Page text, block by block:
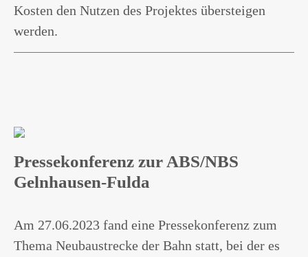
Kosten den Nutzen des Projektes übersteigen
werden.
Pressekonferenz zur ABS/NBS
Gelnhausen-Fulda
Am 27.06.2023 fand eine Pressekonferenz zum
Thema Neubaustrecke der Bahn statt, bei der es